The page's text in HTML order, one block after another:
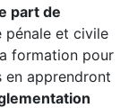
part de
pénale et civile
formation pour
en apprendront